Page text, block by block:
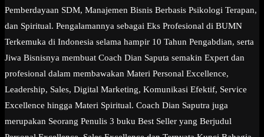
Pemberdayaan SDM, Manajemen Bisnis Berbasis Psikologi Terapan,
dan Spiritual. Pengalamannya sebagai Eks Profesional di BUMN
Terkemuka di Indonesia selama hampir 10 Tahun Pengabdian, serta
Jiwa Bisnisnya membuat Coach Dian Saputa semakin Expert dan
profesional dalam membawakan Materi Personal Excellence,
Leadership, Sales, Digital Marketing, Komunikasi Efektif, Service
Excellence hingga Materi Spiritual. Coach Dian Saputra juga
merupakan Seorang Penulis 3 buku Best Seller yang Berjudul